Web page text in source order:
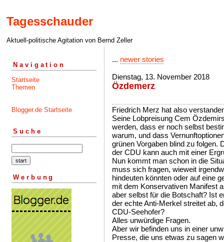
Tagesschauder
Aktuell-politische Agitation von Bernd Zeller
Navigation
Startseite
Themen
Blogger.de Startseite
Suche
Werbung
... newer stories
Dienstag, 13. November 2018
Özdemerz
Friedrich Merz hat also
Seine Lobpreisung Cem
werden, dass er noch selbst
warum, und dass
grünen Vorgaben blind zu folgen.
der CDU kann auch mit einer
Nun kommt man schon in die
muss sich fragen, wieweit
hindeuten könnten oder auf eine
mit dem Konservativen Manifest
aber selbst für die Botschaft? Ist
der echte Anti-Merkel streitet ab,
CDU-Seehofer?
Alles unwürdige Fragen.
Aber wir befinden uns in einer
Presse, die uns etwas zu sagen